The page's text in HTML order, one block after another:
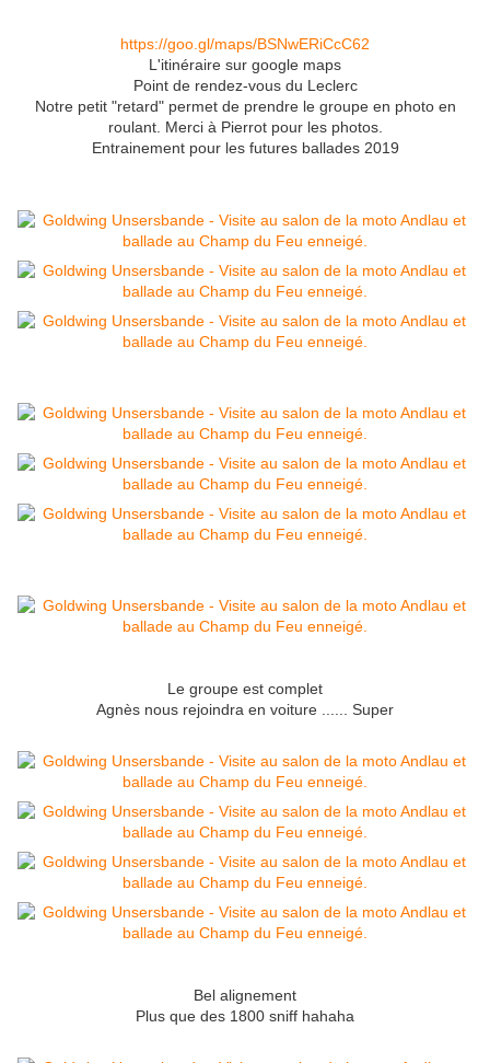
https://goo.gl/maps/BSNwERiCcC62
L'itinéraire sur google maps
Point de rendez-vous du Leclerc
Notre petit "retard" permet de prendre le groupe en photo en
roulant. Merci à Pierrot pour les photos.
Entrainement pour les futures ballades 2019
Le groupe est complet
Agnès nous rejoindra en voiture ...... Super
Bel alignement
Plus que des 1800 sniff hahaha